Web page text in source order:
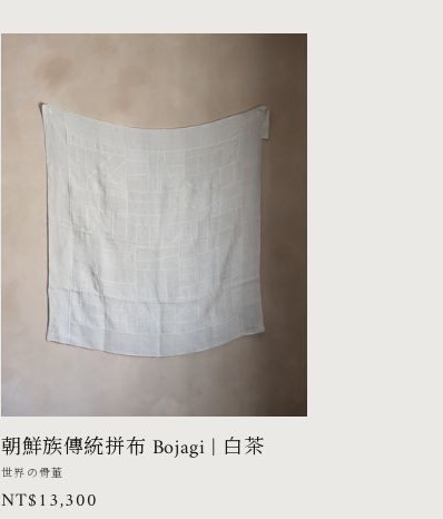
朝鮮族傳統拼布 Bojagi | 白茶
廠
商：
世界の骨董
定
NT$13,300